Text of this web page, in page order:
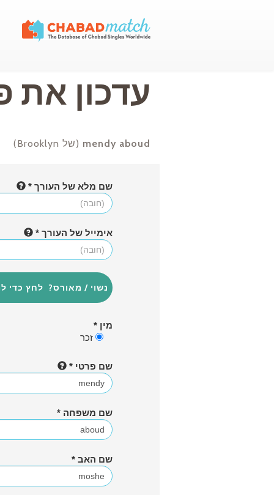
עדכון את
mendy aboud (של Brooklyn)
שם מלא של העורך *
אימייל של העורך *
מין *
שם פרטי *
שם משפחה *
שם האב *